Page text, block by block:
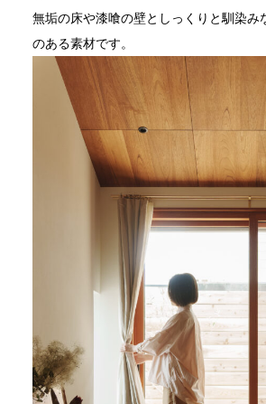
無垢の床や漆喰の壁としっくりと馴染み
のある素材です。